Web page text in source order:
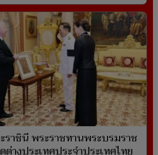
ราชินี พระราชทานพระบรมราช
ต่างประเทศประจำประเทศไทย